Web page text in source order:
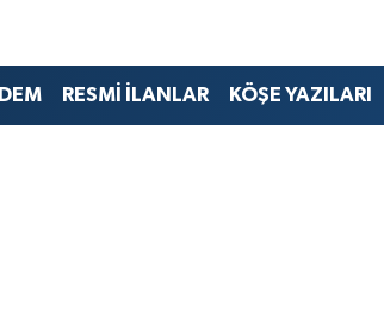
RESMİ İLANLAR KÖŞE YAZILARI